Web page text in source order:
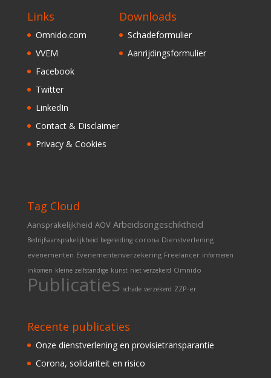
Links
Omnido.com
VVEM
Facebook
Twitter
LinkedIn
Contact & Disclaimer
Privacy & Cookies
Downloads
Schadeformulier
Aanrijdingsformulier
Tag Cloud
Aansprakelijkheid AOV Arbeidsongeschiktheid
Bedrijfsaansprakelijkheid begeleiding corona Dienstverlening
evenementen Evenementenverzekering Freelancer informeren
inkomen kleine zelfstandige kunst niet verzekerd Omnido
Publicaties schade verzekerd ZZP-er
Recente publicaties
Onze dienstverlening en provisietransparantie
Corona, solidariteit en risico